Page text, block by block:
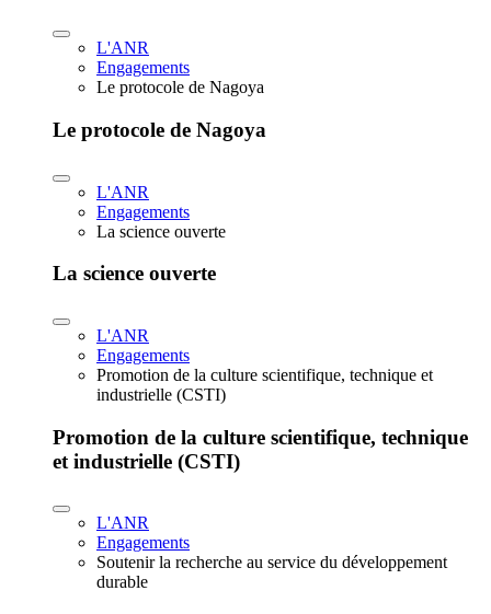
L'ANR
Engagements
Le protocole de Nagoya
Le protocole de Nagoya
L'ANR
Engagements
La science ouverte
La science ouverte
L'ANR
Engagements
Promotion de la culture scientifique, technique et
industrielle (CSTI)
Promotion de la culture scientifique, technique
et industrielle (CSTI)
L'ANR
Engagements
Soutenir la recherche au service du développement
durable